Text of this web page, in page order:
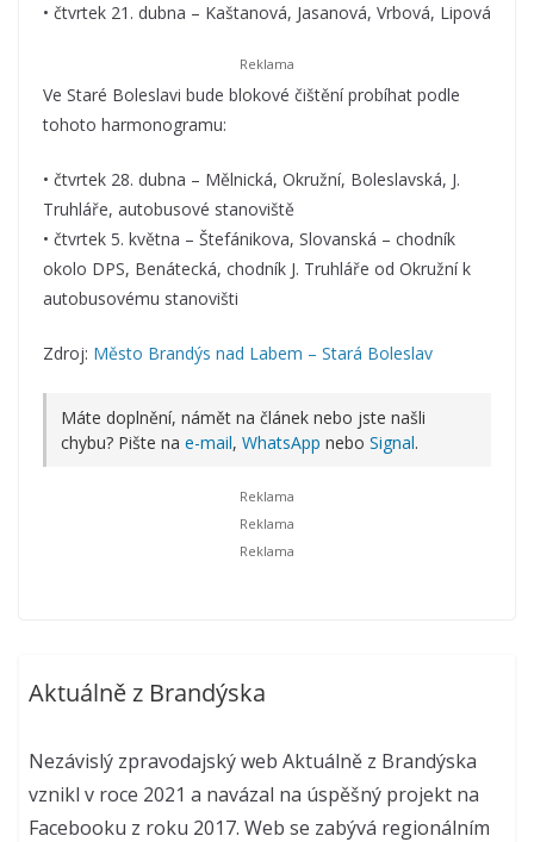
• čtvrtek 21. dubna – Kaštanová, Jasanová, Vrbová, Lipová
Ve Staré Boleslavi bude blokové čištění probíhat podle
tohoto harmonogramu:
• čtvrtek 28. dubna – Mělnická, Okružní, Boleslavská, J.
Truhláře, autobusové stanoviště
• čtvrtek 5. května – Štefánikova, Slovanská – chodník
okolo DPS, Benátecká, chodník J. Truhláře od Okružní k
autobusovému stanovišti
Zdroj: Město Brandýs nad Labem – Stará Boleslav
Máte doplnění, námět na článek nebo jste našli
chybu? Pište na e-mail, WhatsApp nebo Signal.
Aktuálně z Brandýska
Nezávislý zpravodajský web Aktuálně z Brandýska
vznikl v roce 2021 a navázal na úspěšný projekt na
Facebooku z roku 2017. Web se zabývá regionálním